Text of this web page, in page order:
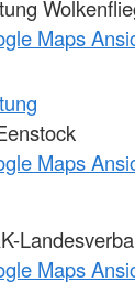
Maps
Maps
Maps